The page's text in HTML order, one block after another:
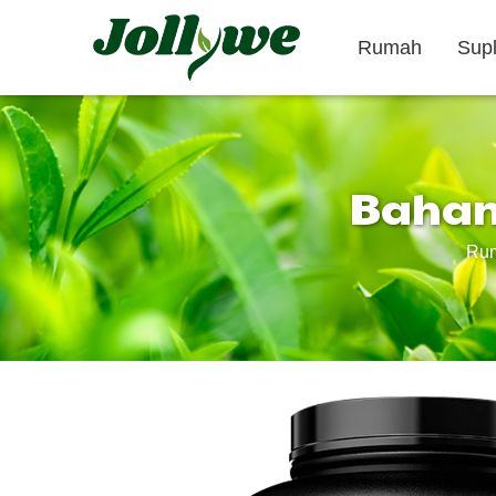
Rumah
Obat pencahar
penurun berat
badan
Suplemen
Kecantikan
Tablet/Pil Kapsul